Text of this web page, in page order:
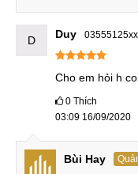
D Duy 03555125xx
Cho em hỏi h
0 Thích
03:09 16/09/2020
Bùi Hay